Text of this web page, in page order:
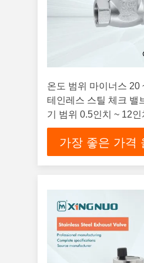
온도 범위 마이너스 20
테인레스 스틸 체크 밸
기 범위 0.5인치 ~ 12인
가장 좋은 가격